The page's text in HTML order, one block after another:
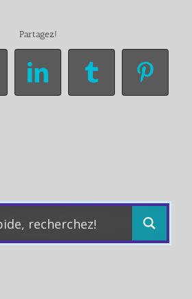
Partagez!
LinkedInTumblr